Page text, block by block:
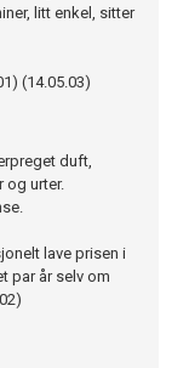
litt enkel, sitter
(14.05.03)
duft,
urter.
lave prisen i
par år selv om